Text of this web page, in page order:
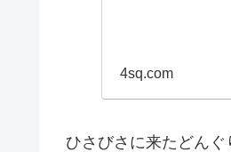
4sq.com
ひさびさに来たどんぐ